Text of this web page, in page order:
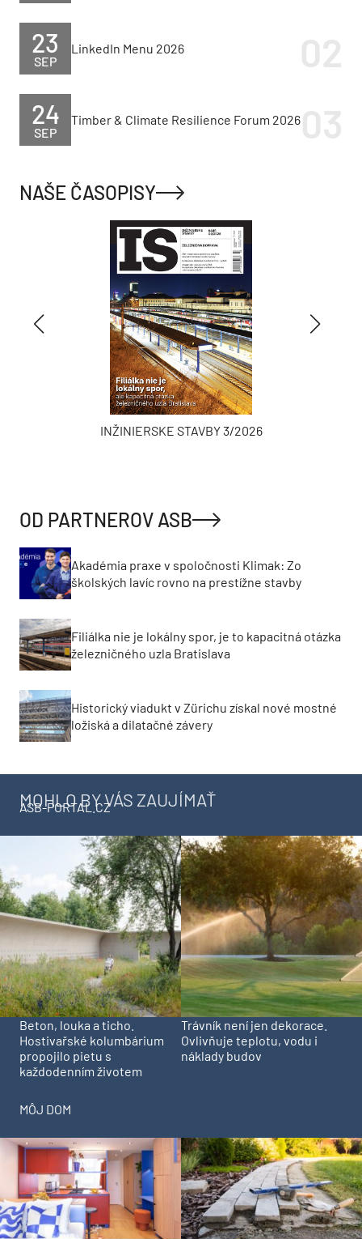
SEP
23 LinkedIn Menu 2026
SEP
24 Timber & Climate Resilience Forum 2026
NAŠE ČASOPISY
INŽINIERSKE STAVBY 3/2026
OD PARTNEROV ASB
Akadémia praxe v spoločnosti Klimak: Zo
školských lavíc rovno na prestížne stavby
Filiálka nie je lokálny spor, je to kapacitná otázka
železničného uzla Bratislava
Historický viadukt v Zürichu získal nové mostné
ložiská a dilatačné závery
MOHLO BY VÁS ZAUJÍMAŤ
ASB-PORTAL.CZ
Beton, louka a ticho.
Hostivařské kolumbárium
propojilo pietu s
každodenním životem
Trávník není jen dekorace.
Ovlivňuje teplotu, vodu i
náklady budov
MÔJ DOM